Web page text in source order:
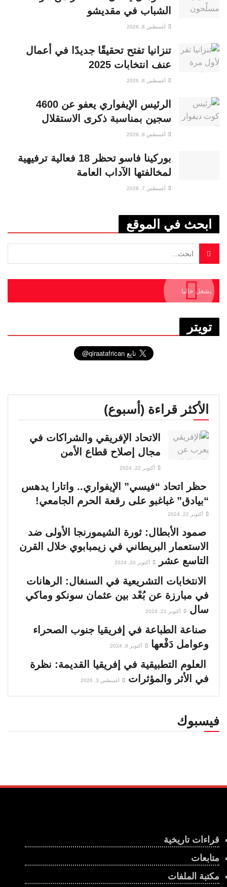
الشباب في مقديشو
أغسطس 8, 2026
تنزانيا تفتح تحقيقًا جديدًا في أعمال
عنف انتخابات 2025
أغسطس 8, 2026
الرئيس الإيفواري يعفو عن 4600
سجين بمناسبة ذكرى الاستقلال
أغسطس 8, 2026
بوركينا فاسو تحظر 18 فعالية ترفيهية
لمخالفتها الآداب العامة
أغسطس 7, 2026
ابحث في الموقع
يشغل حاليا
تويتر
الأكثر قراءة (أسبوع)
الاتحاد الإفريقي والشراكات في
مجال إصلاح قطاع الأمن
أكتوبر 22, 2024
حظر اتحاد “فيسي” الإيفواري.. واتارا يدهس
“بيادق” غباغبو على رقعة الحرم الجامعي!
أكتوبر 22, 2024
صمود الأبطال: ثورة الشيمورنجا الأولى ضد
الاستعمار البريطاني في زيمبابوي خلال القرن
التاسع عشر
أكتوبر 20, 2024
الانتخابات التشريعية في السنغال: الرهانات
في مبارزة عن بُعْد بين عثمان سونكو وماكي
سال
أكتوبر 21, 2024
صناعة الطباعة في إفريقيا جنوب الصحراء
وعوامل دَفْعها
أكتوبر 6, 2024
العلوم التطبيقية في إفريقيا القديمة: نظرة
في الأثر والمؤثرات
أغسطس 3, 2026
فيسبوك
قراءات تاريخية
متابعات
مكتبة الملفات